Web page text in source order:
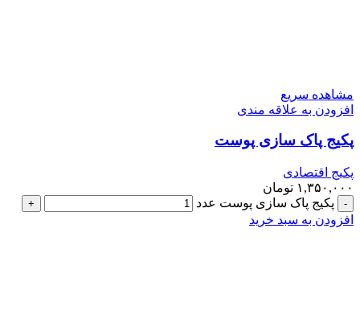
مشاهده سریع
افزودن به علاقه مندی
پکیج پاک سازی پوست
پکیج اقتصادی
۱,۳۵۰,۰۰۰ تومان
پکیج پاک سازی پوست عدد
افزودن به سبد خرید